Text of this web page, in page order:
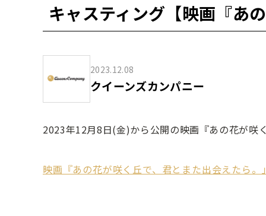
キャスティング【映画『あ
2023.12.08
クイーンズカンパニー
2023年12月8日(金)から公開の映画『あの花が咲
映画『あの花が咲く丘で、君とまた出会えたら。